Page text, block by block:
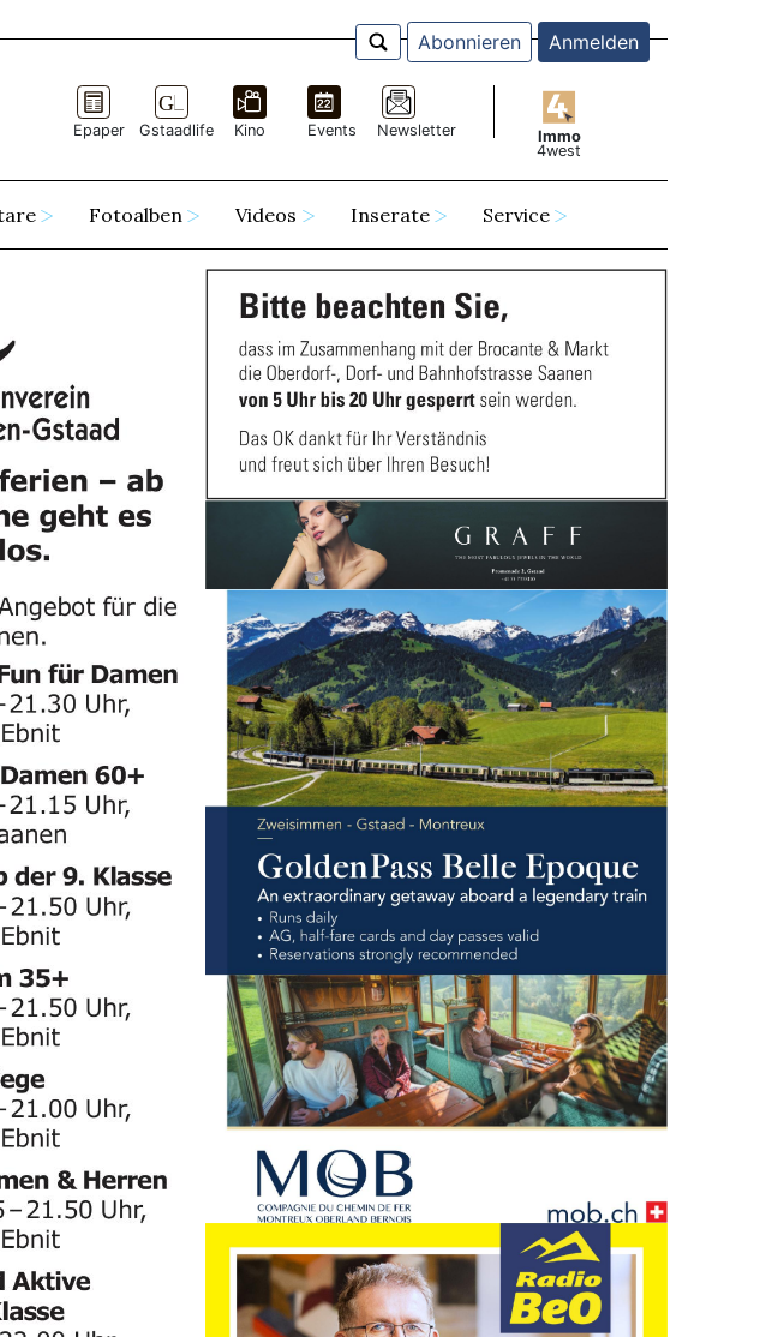
Abonnieren Anmelden
Epaper Gstaadlife Kino Events Newsletter
Immo
4west
Fotoalben Videos Inserate Service